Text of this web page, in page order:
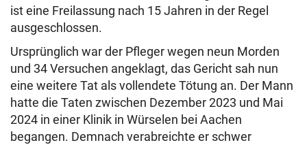
ist eine Freilassung nach 15 Jahren in der Regel
ausgeschlossen.
Ursprünglich war der Pfleger wegen neun Morden
und 34 Versuchen angeklagt, das Gericht sah nun
eine weitere Tat als vollendete Tötung an. Der Mann
hatte die Taten zwischen Dezember 2023 und Mai
2024 in einer Klinik in Würselen bei Aachen
begangen. Demnach verabreichte er schwer